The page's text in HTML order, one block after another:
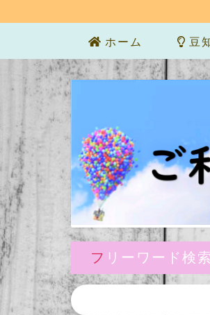
ホーム 豆
フリーワード検索